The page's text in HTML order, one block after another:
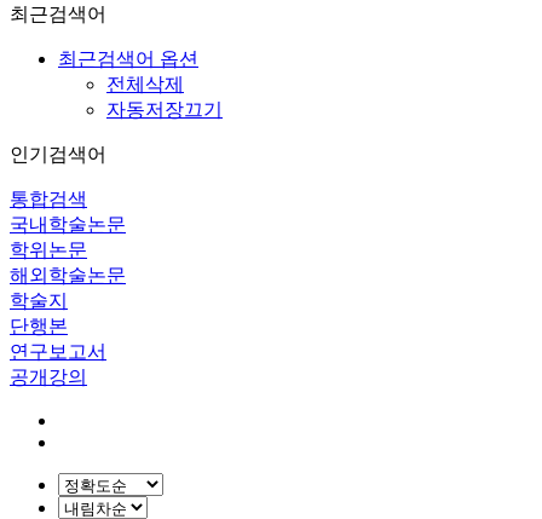
최근검색어
최근검색어 옵션
전체삭제
자동저장끄기
인기검색어
통합검색
국내학술논문
학위논문
해외학술논문
학술지
단행본
연구보고서
공개강의